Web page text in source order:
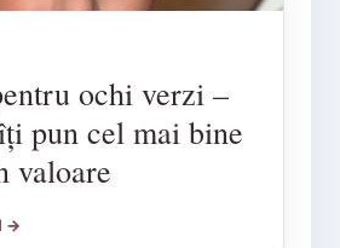
ochi verzi –
pun cel mai bine
valoare
→